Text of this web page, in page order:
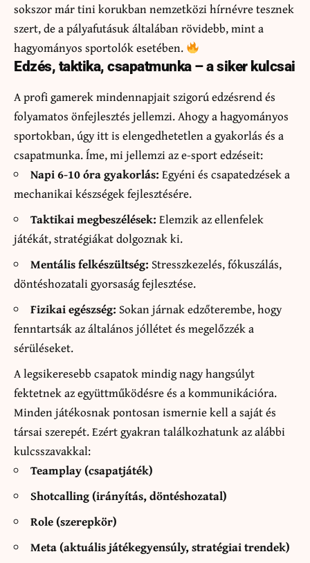
sokszor már tini korukban nemzetközi hírnévre tesznek
szert, de a pályafutásuk általában rövidebb, mint a
hagyományos sportolók esetében.
Edzés, taktika, csapatmunka – a siker kulcsai
A profi gamerek mindennapjait szigorú edzésrend és
folyamatos önfejlesztés jellemzi. Ahogy a hagyományos
sportokban, úgy itt is elengedhetetlen a gyakorlás és a
csapatmunka. Íme, mi jellemzi az e-sport edzéseit:
Napi 6-10 óra gyakorlás: Egyéni és csapatedzések a
mechanikai készségek fejlesztésére.
Taktikai megbeszélések: Elemzik az ellenfelek
játékát, stratégiákat dolgoznak ki.
Mentális felkészültség: Stresszkezelés, fókuszálás,
döntéshozatali gyorsaság fejlesztése.
Fizikai egészség: Sokan járnak edzőterembe, hogy
fenntartsák az általános jóllétet és megelőzzék a
sérüléseket.
A legsikeresebb csapatok mindig nagy hangsúlyt
fektetnek az együttműködésre és a kommunikációra.
Minden játékosnak pontosan ismernie kell a saját és
társai szerepét. Ezért gyakran találkozhatunk az alábbi
kulcsszavakkal:
Teamplay (csapatjáték)
Shotcalling (irányítás, döntéshozatal)
Role (szerepkör)
Meta (aktuális játékegyensúly, stratégiai trendek)